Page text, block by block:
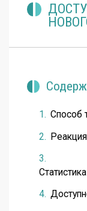
Способ
Статистика